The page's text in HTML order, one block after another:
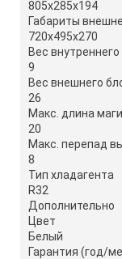
805x285x194
Габариты
720x495x270
Вес
9
Вес внешнего
26
Макс. длина
20
Макс. перепад
8
Тип хладагента
R32
Дополнительно
Цвет
Белый
Гарантия (год/